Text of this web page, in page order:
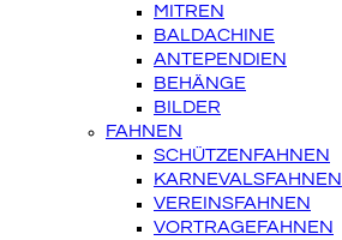
MITREN
BALDACHINE
ANTEPENDIEN
BEHÄNGE
BILDER
FAHNEN
SCHÜTZENFAHNEN
KARNEVALSFAHNEN
VEREINSFAHNEN
VORTRAGEFAHNEN